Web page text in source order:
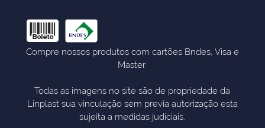
Compre nossos produtos com cartões Bndes, Visa e
Master.
Todas as imagens no site são de propriedade da
Linplast sua vinculação sem previa autorização esta
sujeita a medidas judiciais.